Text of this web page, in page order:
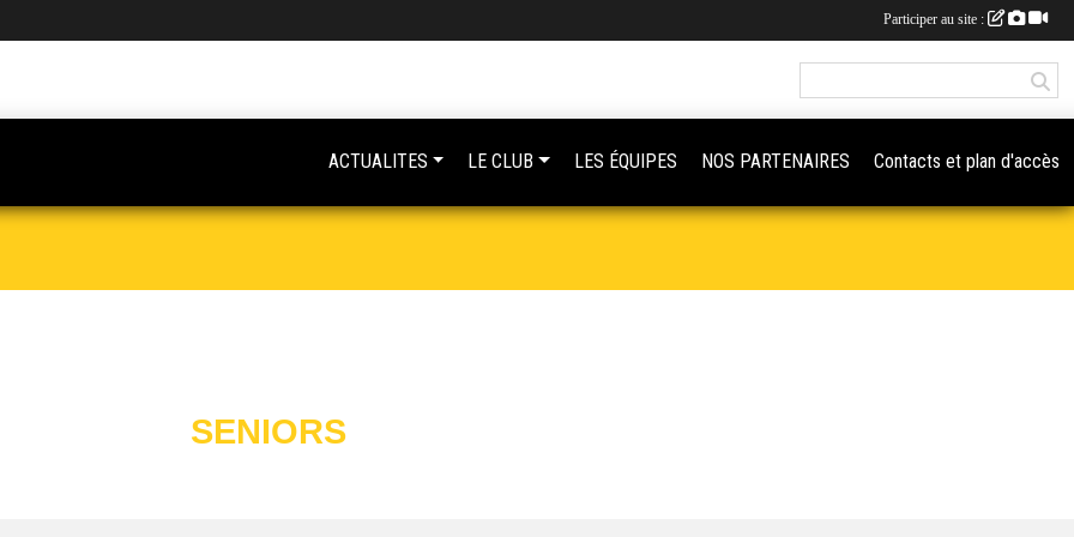
SENIORS
ACTUALITES LE CLUB LES ÉQUIPES NOS PARTENAIRES Contacts et plan d'accès
Participer au site :